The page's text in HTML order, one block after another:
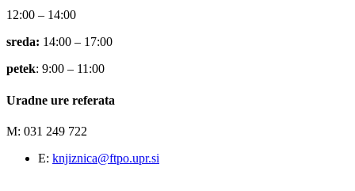
12:00 – 14:00
sreda: 14:00 – 17:00
petek: 9:00 – 11:00
Uradne ure referata
M: 031 249 722
E: knjiznica@ftpo.upr.si